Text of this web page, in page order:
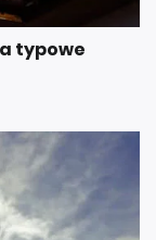
typowe